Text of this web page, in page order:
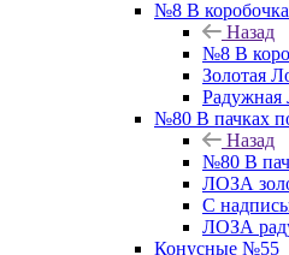
№8 В
Назад
№8 В
Золотая
Радужная
№80 В пачках
Назад
№80 В
ЛОЗА
С
ЛОЗА
Конусные №55